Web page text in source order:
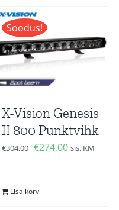
Soodus!
X-Vision Genesis
II 800 Punktvihk
€304,00 Algne
oli:
€304,00.
€274,00Current
is:
sis. KM
Lisa korvi